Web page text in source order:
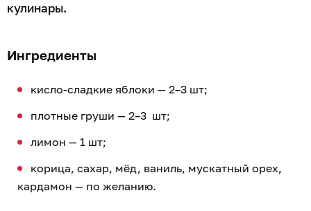
кулинары.
Ингредиенты
кисло-сладкие яблоки — 2–3 шт;
плотные груши — 2–3 шт;
лимон — 1 шт;
корица, сахар, мёд, ваниль, мускатный орех,
кардамон — по желанию.